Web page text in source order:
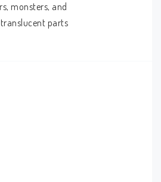
monsters, and
parts